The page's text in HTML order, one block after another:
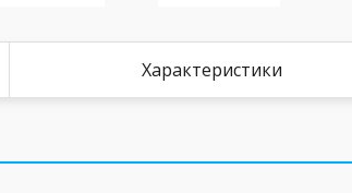
Характеристики